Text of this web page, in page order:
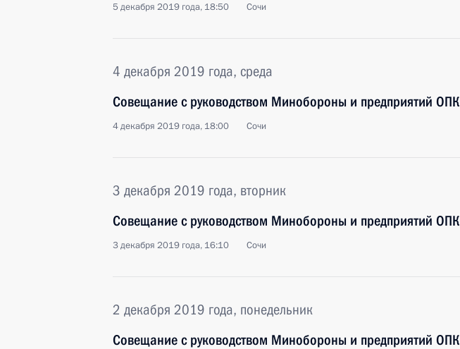
5 декабря 2019 года, 18:50 Сочи
4 декабря 2019 года, среда
Совещание с руководством Минобороны и предприятий ОПК
4 декабря 2019 года, 18:00 Сочи
3 декабря 2019 года, вторник
Совещание с руководством Минобороны и предприятий ОПК
3 декабря 2019 года, 16:10 Сочи
2 декабря 2019 года, понедельник
Совещание с руководством Минобороны и предприятий ОПК